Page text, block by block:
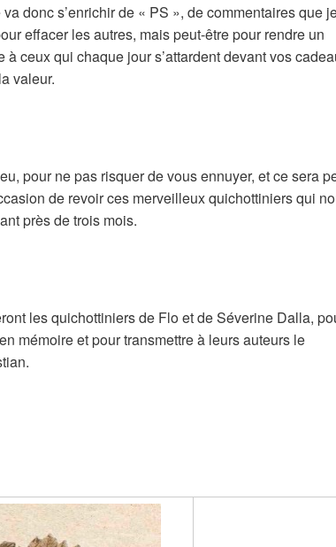
donc s’enrichir de « PS », de commentaires que
effacer les autres, mais peut-être pour rendre un
à ceux qui chaque jour s’attardent devant vos
valeur.
pour ne pas risquer de vous ennuyer, et ce sera
de revoir ces merveilleux quichottiniers qui
près de trois mois.
les quichottiniers de Flo et de Séverine Dalla,
mémoire et pour transmettre à leurs auteurs le